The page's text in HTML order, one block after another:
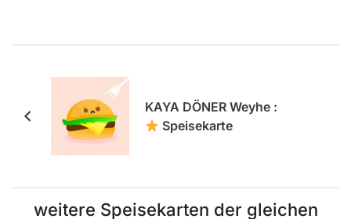
KAYA DÖNER Weyhe :
Speisekarte
weitere Speisekarten der gleichen